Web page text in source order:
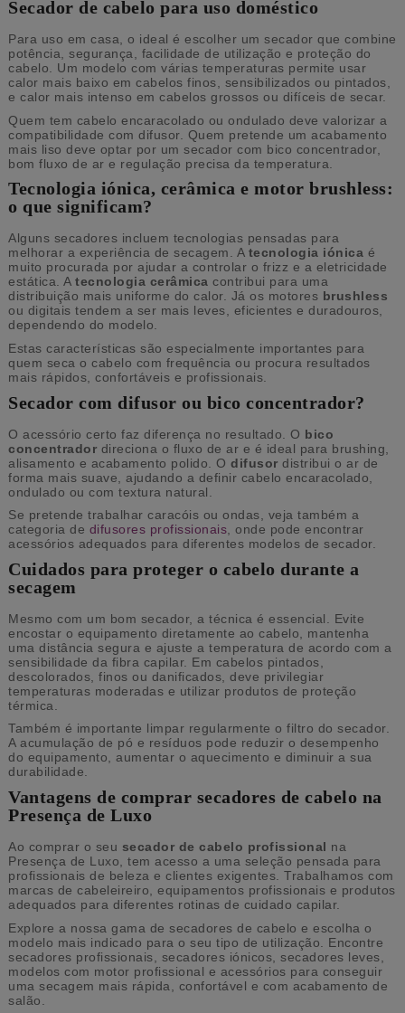
Secador de cabelo para uso doméstico
Para uso em casa, o ideal é escolher um secador que combine
potência, segurança, facilidade de utilização e proteção do
cabelo. Um modelo com várias temperaturas permite usar
calor mais baixo em cabelos finos, sensibilizados ou pintados,
e calor mais intenso em cabelos grossos ou difíceis de secar.
Quem tem cabelo encaracolado ou ondulado deve valorizar a
compatibilidade com difusor. Quem pretende um acabamento
mais liso deve optar por um secador com bico concentrador,
bom fluxo de ar e regulação precisa da temperatura.
Tecnologia iónica, cerâmica e motor brushless:
o que significam?
Alguns secadores incluem tecnologias pensadas para
melhorar a experiência de secagem. A tecnologia iónica é
muito procurada por ajudar a controlar o frizz e a eletricidade
estática. A tecnologia cerâmica contribui para uma
distribuição mais uniforme do calor. Já os motores brushless
ou digitais tendem a ser mais leves, eficientes e duradouros,
dependendo do modelo.
Estas características são especialmente importantes para
quem seca o cabelo com frequência ou procura resultados
mais rápidos, confortáveis e profissionais.
Secador com difusor ou bico concentrador?
O acessório certo faz diferença no resultado. O bico
concentrador direciona o fluxo de ar e é ideal para brushing,
alisamento e acabamento polido. O difusor distribui o ar de
forma mais suave, ajudando a definir cabelo encaracolado,
ondulado ou com textura natural.
Se pretende trabalhar caracóis ou ondas, veja também a
categoria de difusores profissionais, onde pode encontrar
acessórios adequados para diferentes modelos de secador.
Cuidados para proteger o cabelo durante a
secagem
Mesmo com um bom secador, a técnica é essencial. Evite
encostar o equipamento diretamente ao cabelo, mantenha
uma distância segura e ajuste a temperatura de acordo com a
sensibilidade da fibra capilar. Em cabelos pintados,
descolorados, finos ou danificados, deve privilegiar
temperaturas moderadas e utilizar produtos de proteção
térmica.
Também é importante limpar regularmente o filtro do secador.
A acumulação de pó e resíduos pode reduzir o desempenho
do equipamento, aumentar o aquecimento e diminuir a sua
durabilidade.
Vantagens de comprar secadores de cabelo na
Presença de Luxo
Ao comprar o seu secador de cabelo profissional na
Presença de Luxo, tem acesso a uma seleção pensada para
profissionais de beleza e clientes exigentes. Trabalhamos com
marcas de cabeleireiro, equipamentos profissionais e produtos
adequados para diferentes rotinas de cuidado capilar.
Explore a nossa gama de secadores de cabelo e escolha o
modelo mais indicado para o seu tipo de utilização. Encontre
secadores profissionais, secadores iónicos, secadores leves,
modelos com motor profissional e acessórios para conseguir
uma secagem mais rápida, confortável e com acabamento de
salão.